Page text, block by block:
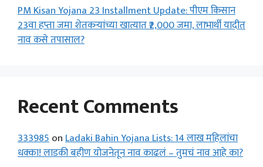
PM Kisan Yojana 23 Installment Update: पीएम किसान
23वा हप्ता जमा शेतकऱ्यांच्या खात्यात ₹2,000 जमा, लाभार्थी यादीत
नाव कसे तपासाल?
Recent Comments
333985onLadaki Bahin Yojana Lists: 14 लाख महिलांचा
धक्का! लाडकी बहीण योजनेतून नाव काढलं – तुमचं नाव आहे का?